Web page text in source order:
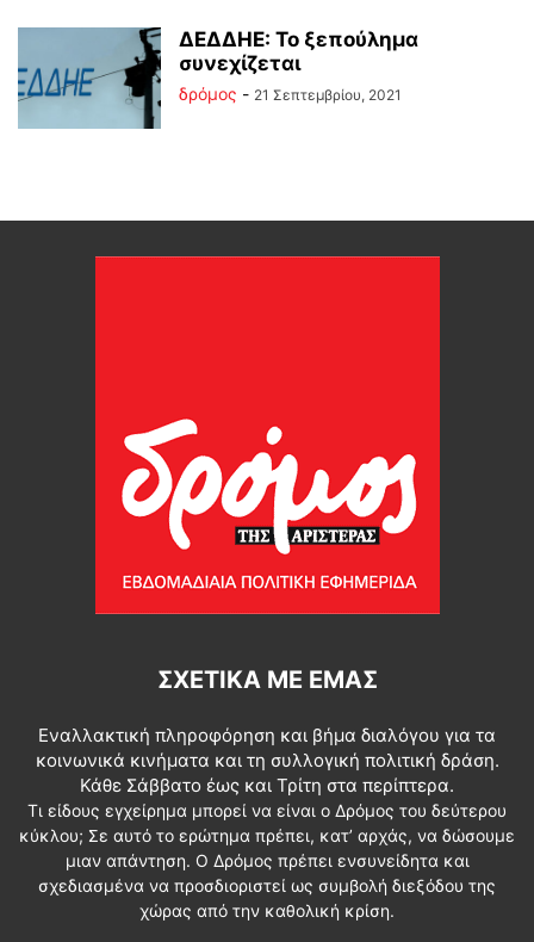
ΔΕΔΔΗΕ: Το ξεπούλημα
συνεχίζεται
δρόμος - 21 Σεπτεμβρίου, 2021
ΣΧΕΤΙΚΆ ΜΕ ΕΜΆΣ
Εναλλακτική πληροφόρηση και βήμα διαλόγου για τα
κοινωνικά κινήματα και τη συλλογική πολιτική δράση.
Κάθε Σάββατο έως και Τρίτη στα περίπτερα.
Τι είδους εγχείρημα μπορεί να είναι ο Δρόμος του δεύτερου
κύκλου; Σε αυτό το ερώτημα πρέπει, κατ’ αρχάς, να δώσουμε
μιαν απάντηση. Ο Δρόμος πρέπει ενσυνείδητα και
σχεδιασμένα να προσδιοριστεί ως συμβολή διεξόδου της
χώρας από την καθολική κρίση.